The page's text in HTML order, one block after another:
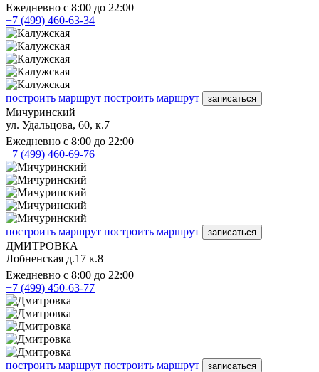
Ежедневно с 8:00 до 22:00
+7 (499) 460-63-34
построить маршрут построить маршрут записаться
Мичуринский
ул. Удальцова, 60, к.7
Ежедневно с 8:00 до 22:00
+7 (499) 460-69-76
построить маршрут построить маршрут записаться
ДМИТРОВКА
Лобненская д.17 к.8
Ежедневно с 8:00 до 22:00
+7 (499) 450-63-77
построить маршрут построить маршрут записаться